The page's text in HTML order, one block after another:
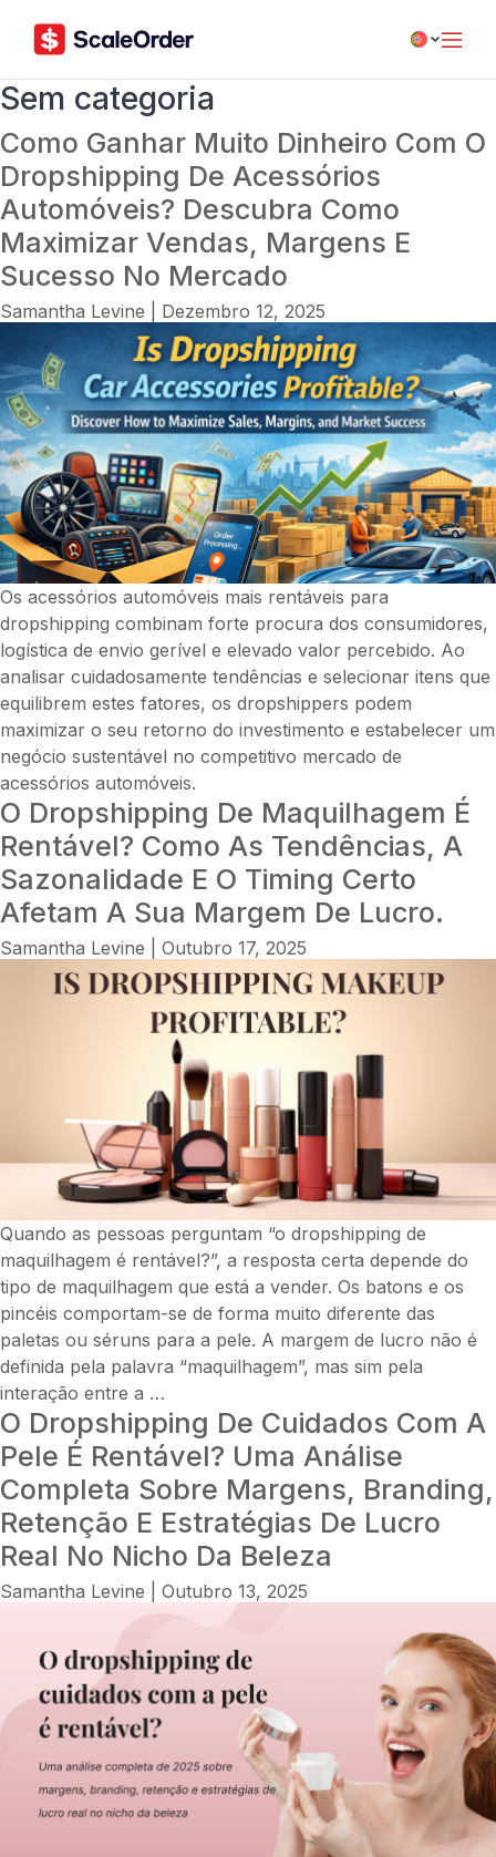
Sem categoria
Como Ganhar Muito Dinheiro Com O
Dropshipping De Acessórios
Automóveis? Descubra Como
Maximizar Vendas, Margens E
Sucesso No Mercado
Samantha Levine Dezembro 12, 2025
Os acessórios automóveis mais rentáveis para
dropshipping combinam forte procura dos consumidores,
logística de envio gerível e elevado valor percebido. Ao
analisar cuidadosamente tendências e selecionar itens que
equilibrem estes fatores, os dropshippers podem
maximizar o seu retorno do investimento e estabelecer um
negócio sustentável no competitivo mercado de
acessórios automóveis.
O Dropshipping De Maquilhagem É
Rentável? Como As Tendências, A
Sazonalidade E O Timing Certo
Afetam A Sua Margem De Lucro.
Samantha Levine Outubro 17, 2025
Quando as pessoas perguntam “o dropshipping de
maquilhagem é rentável?”, a resposta certa depende do
tipo de maquilhagem que está a vender. Os batons e os
pincéis comportam-se de forma muito diferente das
paletas ou séruns para a pele. A margem de lucro não é
definida pela palavra “maquilhagem”, mas sim pela
interação entre a …
dropshipping
de
maquilhagem
é
rentável?
Como
tendências,
sazonalidade
e
o
certo
afetam
a
O Dropshipping De Cuidados Com A
Pele É Rentável? Uma Análise
Completa Sobre Margens, Branding,
Retenção E Estratégias De Lucro
Real No Nicho Da Beleza
Samantha Levine Outubro 13, 2025